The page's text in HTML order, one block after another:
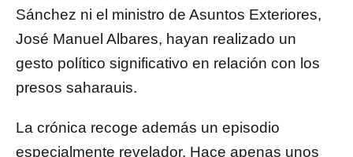
Sánchez ni el ministro de Asuntos Exteriores,
José Manuel Albares, hayan realizado un
gesto político significativo en relación con los
presos saharauis.
La crónica recoge además un episodio
especialmente revelador. Hace apenas unos